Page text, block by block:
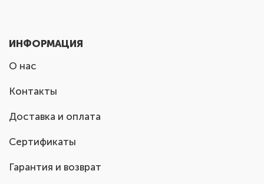
ИНФОРМАЦИЯ
О нас
Контакты
Доставка и оплата
Сертификаты
Гарантия и возврат